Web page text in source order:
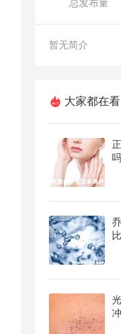
总发布量
暂无简介
大家都在看